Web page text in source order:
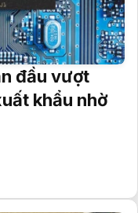
đầu vượt
khẩu nhờ